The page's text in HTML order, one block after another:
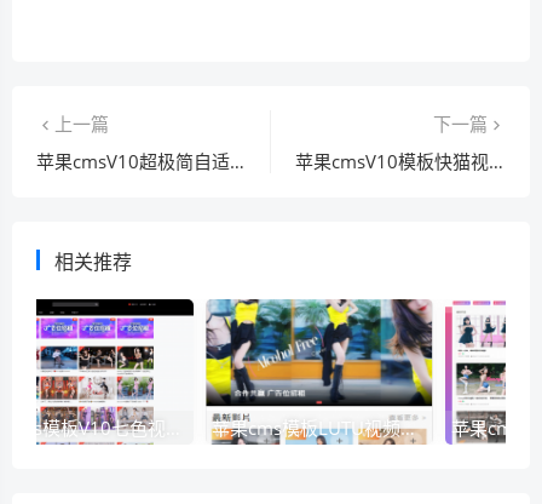
上一篇
苹果cmsV10超极简自适应模板(横图)无文章模块PC+H5
下一篇
苹果cmsV10模板快猫视频二开模板可封装双端APP
相关推荐
苹果cms模板LUTU视频二开视频模板可封装APP